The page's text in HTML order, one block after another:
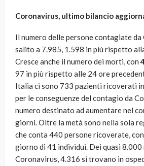
Coronavirus, ultimo bilancio
Il numero delle persone contagiate
salito a 7.985, 1.598 in più rispetto
Cresce anche il numero dei morti, con
97 in più rispetto alle 24 ore
Italia ci sono 733 pazienti ricoverati
per le conseguenze del contagio da
numero destinato ad aumentare nel
giorni. Oltre la metà sono nella sola
che conta 440 persone ricoverate,
giorno di 41 individui. Dei quasi
Coronavirus, 4.316 si trovano in